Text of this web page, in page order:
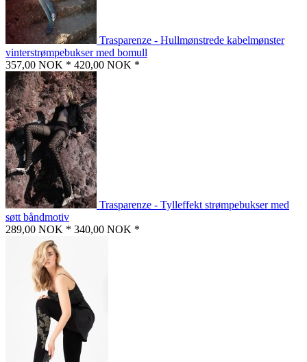
Trasparenze - Hullmønstrede kabelmønster
vinterstrømpebukser med bomull
357,00 NOK * 420,00 NOK *
Trasparenze - Tylleffekt strømpebukser med
søtt båndmotiv
289,00 NOK * 340,00 NOK *